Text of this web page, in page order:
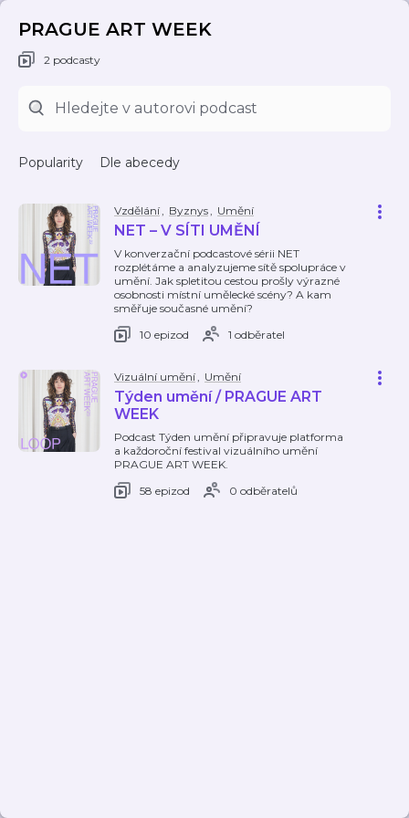
PRAGUE ART WEEK
2 podcasty
Popularity Dle abecedy
Vzdělání, Byznys, Umění
NET – V SÍTI UMĚNÍ
V konverzační podcastové sérii NET
rozplétáme a analyzujeme sítě spolupráce v
umění. Jak spletitou cestou prošly výrazné
osobnosti místní umělecké scény? A kam
směřuje současné umění?
10 epizod
1 odběratel
Vizuální umění, Umění
Týden umění / PRAGUE ART
WEEK
Podcast Týden umění připravuje platforma
a každoroční festival vizuálního umění
PRAGUE ART WEEK.
58 epizod
0 odběratelů